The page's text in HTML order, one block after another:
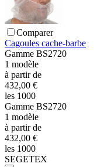
Comparer
Cagoules cache-barbe
Gamme BS2720
1 modèle
à partir de
432,00 €
les 1000
Gamme BS2720
1 modèle
à partir de
432,00 €
les 1000
SEGETEX